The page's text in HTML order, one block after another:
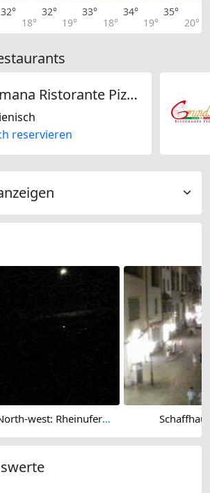
32°
18°
32°
19°
33°
18°
34°
19°
35°
20°
Romana Ristorante Pizzeria
reservieren
Schaffhausen › North-west: Rheinuferstrasse